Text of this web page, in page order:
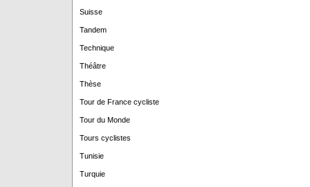
Suisse
Tandem
Technique
Théâtre
Thèse
Tour de France cycliste
Tour du Monde
Tours cyclistes
Tunisie
Turquie